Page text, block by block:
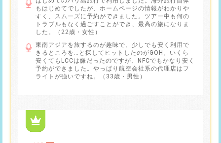
もはじめてでしたが、ホームページの情報がわかりや
すく、スムーズに予約ができました。ツアー中も何の
トラブルもなく過ごすことができ、最高の旅になりま
した。（22歳・女性）
東南アジアを旅するのが趣味で、少しでも安く利用で
きるところを…と探してヒットしたのがGOH。いくら
安くてもLCCは嫌だったのですが、NFCでもかなり安く
予約ができました。やっぱり航空会社系の代理店はフ
ライトが強いですね。（33歳・男性）